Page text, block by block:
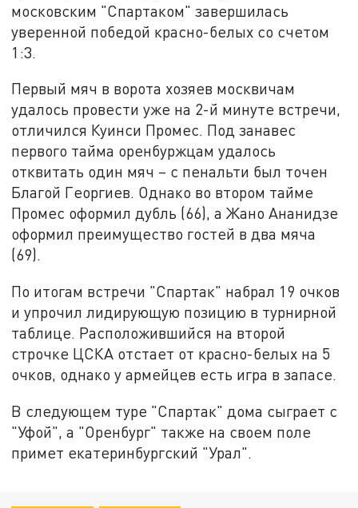
московским "Спартаком" завершилась
уверенной победой красно-белых со счетом
1:3.
Первый мяч в ворота хозяев москвичам
удалось провести уже на 2-й минуте встречи,
отличился Куинси Промес. Под занавес
первого тайма оренбуржцам удалось
отквитать один мяч – с пенальти был точен
Благой Георгиев. Однако во втором тайме
Промес оформил дубль (66), а Жано Ананидзе
оформил преимущество гостей в два мяча
(69).
По итогам встречи "Спартак" набрал 19 очков
и упрочил лидирующую позицию в турнирной
таблице. Расположившийся на второй
строчке ЦСКА отстает от красно-белых на 5
очков, однако у армейцев есть игра в запасе.
В следующем туре "Спартак" дома сыграет с
"Уфой", а "Оренбург" также на своем поле
примет екатеринбургский "Урал".